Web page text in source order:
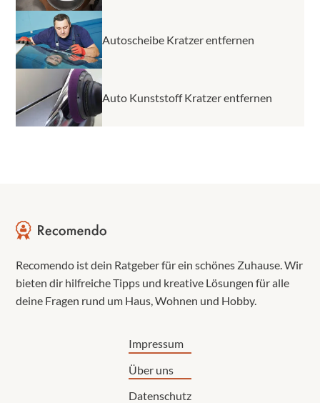
Autoscheibe Kratzer entfernen
Auto Kunststoff Kratzer entfernen
Recomendo ist dein Ratgeber für ein schönes Zuhause. Wir
bieten dir hilfreiche Tipps und kreative Lösungen für alle
deine Fragen rund um Haus, Wohnen und Hobby.
Impressum
Über uns
Datenschutz